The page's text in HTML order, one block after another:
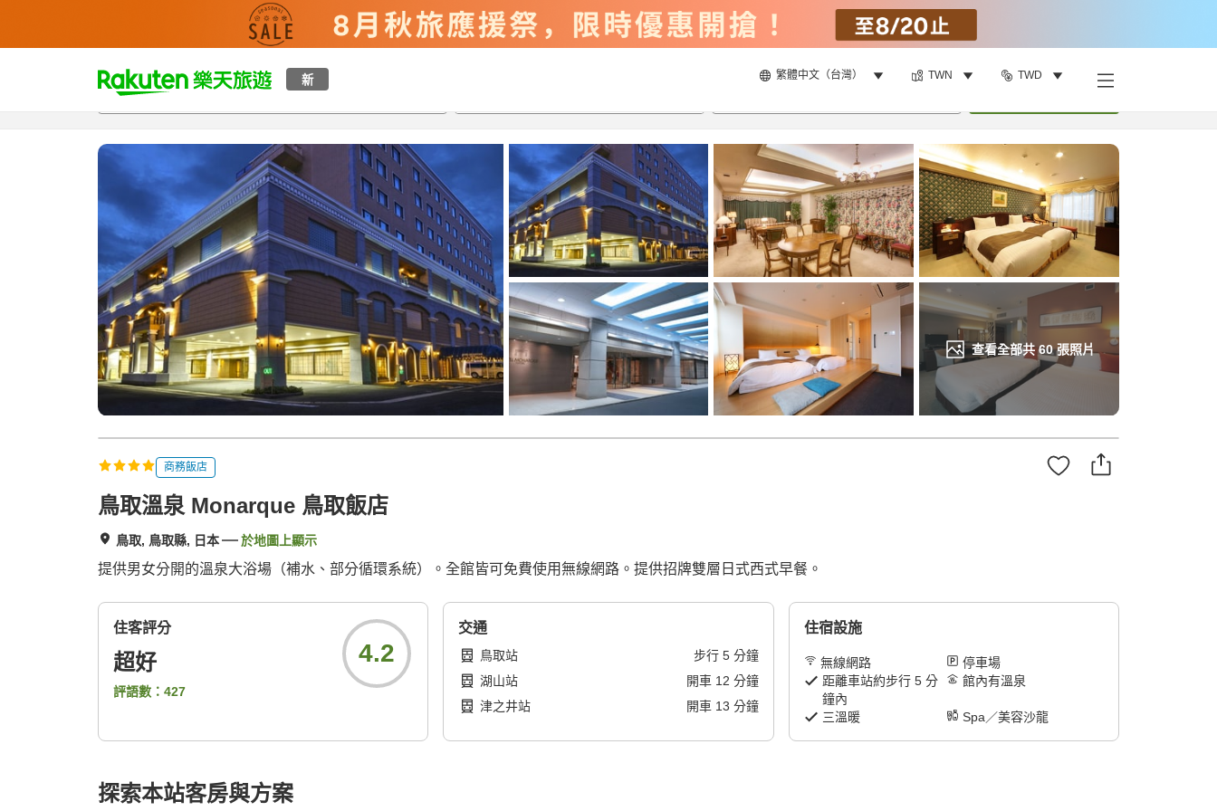
新 繁體中文（台灣） TWN TWD
t
p
a
_
s
r
c
h
查看全部共60張照片
總覽客房與方案評語設施
商務飯店
鳥取溫泉 Monarque 鳥取飯店
鳥取, 鳥取縣, 日本 於地圖上顯示
提供男女分開的溫泉大浴場（補水、部分循環系統）。全館皆可免費使用無線網路。提供招牌雙層日式西式早餐。
住客評分
超好
評語數： 427
4.2
交通
鳥取站 步行 5分鐘
湖山站
開車 12 分鐘
津之井站
開車 13 分鐘
住宿設施
無線網路
停車場
距離車站約步行 5 分
鐘內
館內有溫泉
三溫暖 Spa／美容沙龍
探索本站客房與方案